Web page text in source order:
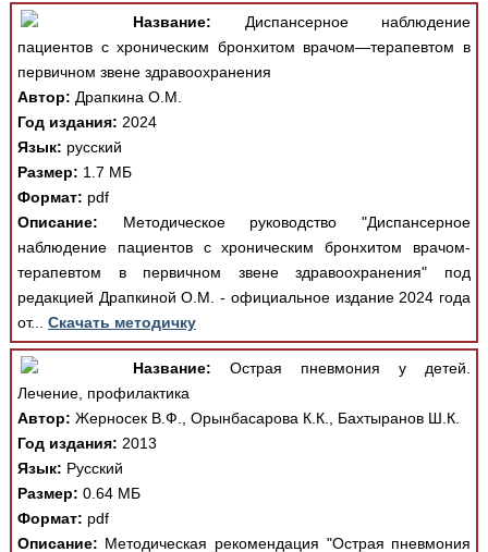
изменения размеров исходных шаблонов. При
скачивании документа данная ошибка устраняется Вашим
Название: Диспансерное наблюдение
пациентов с хроническим бронхитом врачом—терапевтом в
первичном звене здравоохранения
Автор: Драпкина О.М.
Год издания: 2024
Язык: русский
Размер: 1.7 МБ
Формат: pdf
Описание: Методическое руководство "Диспансерное
наблюдение пациентов с хроническим бронхитом врачом-
терапевтом в первичном звене здравоохранения" под
редакцией Драпкиной О.М. - официальное издание 2024 года
от... Скачать методичку
Название: Острая пневмония у детей.
Лечение, профилактика
Автор: Жерносек В.Ф., Орынбасарова К.К., Бахтыранов Ш.К.
Год издания: 2013
Язык: Русский
Размер: 0.64 МБ
Формат: pdf
Описание: Методическая рекомендация "Острая пневмония